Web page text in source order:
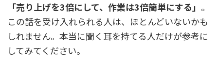
「売り上げを3倍にして、作業は3倍簡単にする」 。
この話を受け入れられる人は、ほとんどいないかも
しれません。本当に聞く耳を持てる人だけが参考に
してみてください。